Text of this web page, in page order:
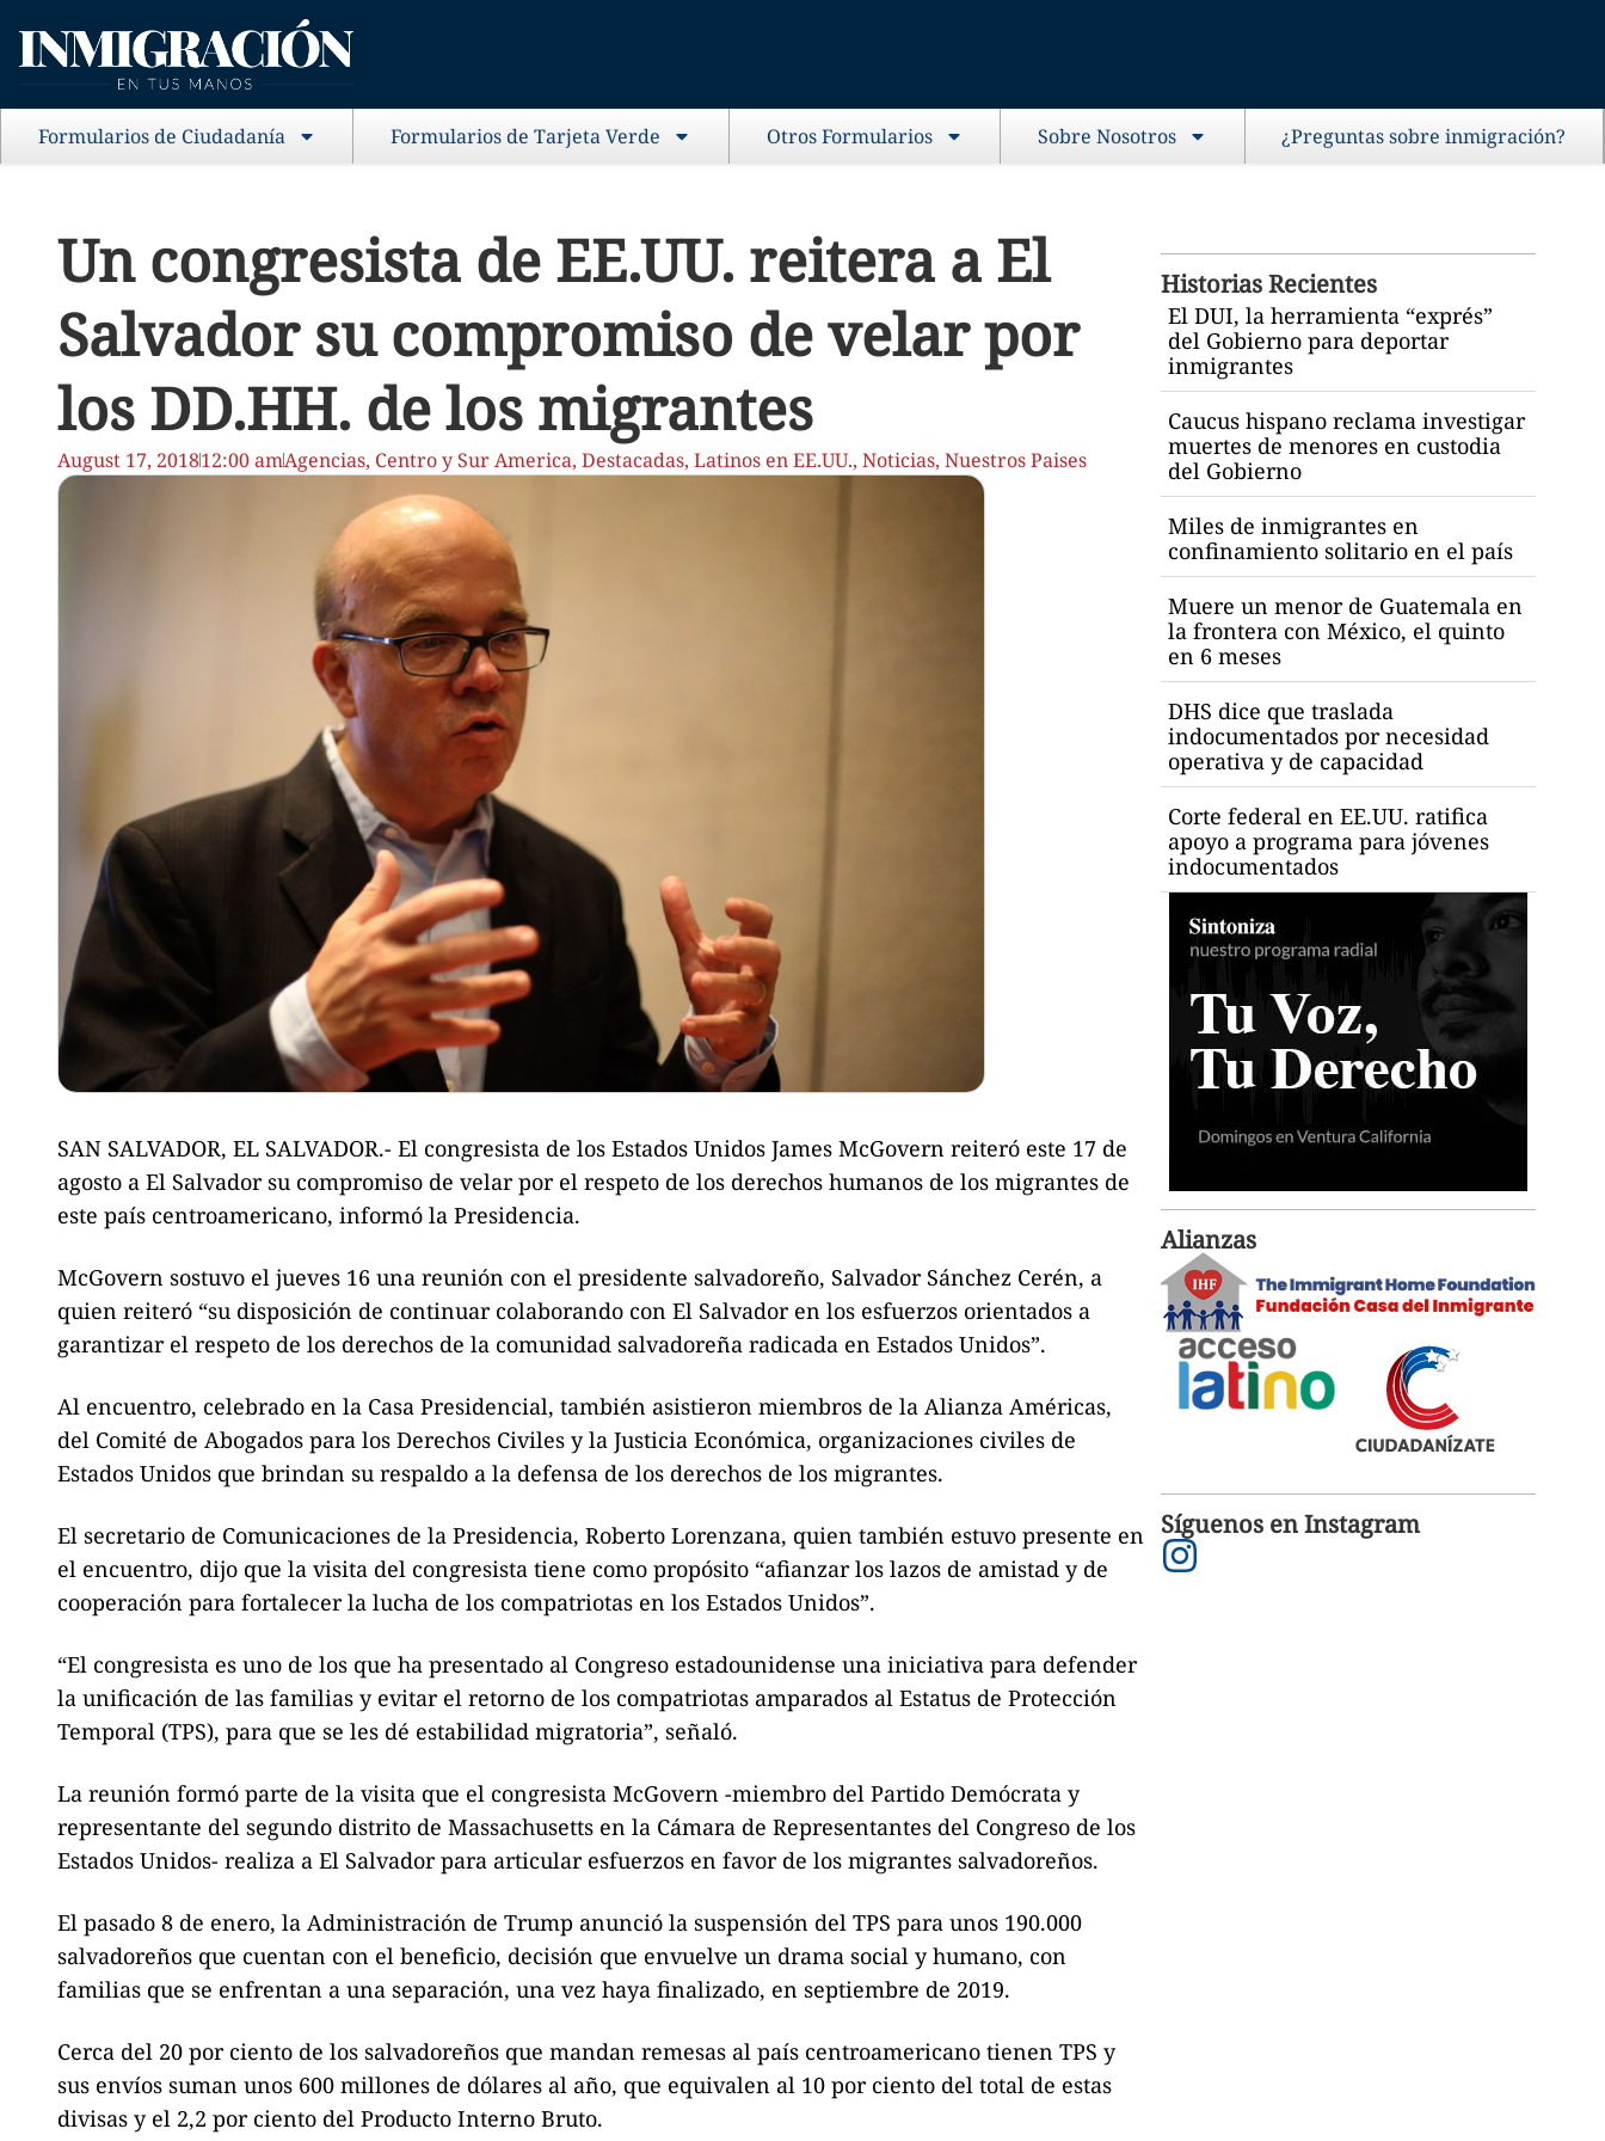
Formularios de Ciudadanía Formularios de Tarjeta Verde Otros Formularios Sobre Nosotros ¿Preguntas sobre inmigración?
Un congresista de EE.UU. reitera a El
Salvador su compromiso de velar por
los DD.HH. de los migrantes
August 17, 201812:00 amAgencias, Centro y Sur America, Destacadas, Latinos en EE.UU., Noticias, Nuestros Paises
SAN SALVADOR, EL SALVADOR.- El congresista de los Estados Unidos James McGovern reiteró este 17 de
agosto a El Salvador su compromiso de velar por el respeto de los derechos humanos de los migrantes de
este país centroamericano, informó la Presidencia.
McGovern sostuvo el jueves 16 una reunión con el presidente salvadoreño, Salvador Sánchez Cerén, a
quien reiteró “su disposición de continuar colaborando con El Salvador en los esfuerzos orientados a
garantizar el respeto de los derechos de la comunidad salvadoreña radicada en Estados Unidos”.
Al encuentro, celebrado en la Casa Presidencial, también asistieron miembros de la Alianza Américas,
del Comité de Abogados para los Derechos Civiles y la Justicia Económica, organizaciones civiles de
Estados Unidos que brindan su respaldo a la defensa de los derechos de los migrantes.
El secretario de Comunicaciones de la Presidencia, Roberto Lorenzana, quien también estuvo presente en
el encuentro, dijo que la visita del congresista tiene como propósito “afianzar los lazos de amistad y de
cooperación para fortalecer la lucha de los compatriotas en los Estados Unidos”.
“El congresista es uno de los que ha presentado al Congreso estadounidense una iniciativa para defender
la unificación de las familias y evitar el retorno de los compatriotas amparados al Estatus de Protección
Temporal (TPS), para que se les dé estabilidad migratoria”, señaló.
La reunión formó parte de la visita que el congresista McGovern -miembro del Partido Demócrata y
representante del segundo distrito de Massachusetts en la Cámara de Representantes del Congreso de los
Estados Unidos- realiza a El Salvador para articular esfuerzos en favor de los migrantes salvadoreños.
El pasado 8 de enero, la Administración de Trump anunció la suspensión del TPS para unos 190.000
salvadoreños que cuentan con el beneficio, decisión que envuelve un drama social y humano, con
familias que se enfrentan a una separación, una vez haya finalizado, en septiembre de 2019.
Cerca del 20 por ciento de los salvadoreños que mandan remesas al país centroamericano tienen TPS y
sus envíos suman unos 600 millones de dólares al año, que equivalen al 10 por ciento del total de estas
divisas y el 2,2 por ciento del Producto Interno Bruto.
Historias Recientes
El DUI, la herramienta “exprés”
del Gobierno para deportar
inmigrantes
Caucus hispano reclama investigar
muertes de menores en custodia
del Gobierno
Miles de inmigrantes en
confinamiento solitario en el país
Muere un menor de Guatemala en
la frontera con México, el quinto
en 6 meses
DHS dice que traslada
indocumentados por necesidad
operativa y de capacidad
Corte federal en EE.UU. ratifica
apoyo a programa para jóvenes
indocumentados
Alianzas
Síguenos en Instagram